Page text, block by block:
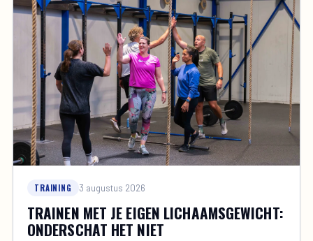
TRAINING 3 augustus 2026
TRAINEN MET JE EIGEN LICHAAMSGEWICHT:
ONDERSCHAT HET NIET